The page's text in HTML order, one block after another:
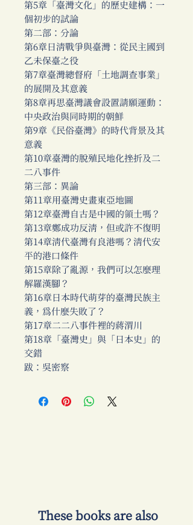
第5章「臺灣文化」的歷史建構：一
個初步的試論
第二部：分論
第6章日清戰爭與臺灣：從民主國到
乙未保臺之役
第7章臺灣總督府「土地調查事業」
的展開及其意義
第8章再思臺灣議會設置請願運動：
中央政治與同時期的朝鮮
第9章《民俗臺灣》的時代背景及其
意義
第10章臺灣的脫殖民地化挫折及二
二八事件
第三部：異論
第11章用臺灣史畫東亞地圖
第12章臺灣自古是中國的領土嗎？
第13章鄭成功反清，但或許不復明
第14章清代臺灣有良港嗎？清代安
平的港口條件
第15章除了亂源，我們可以怎麼理
解羅漢腳？
第16章日本時代萌芽的臺灣民族主
義，為什麼失敗了？
第17章二二八事件裡的蔣渭川
第18章「臺灣史」與「日本史」的
交錯
跋：吳密察
​ These books are also